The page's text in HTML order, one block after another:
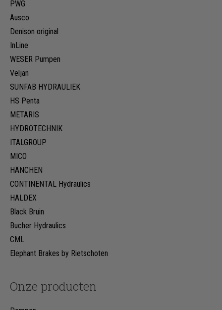
PWG
Ausco
Denison original
InLine
WESER Pumpen
Veljan
SUNFAB HYDRAULIEK
HS Penta
METARIS
HYDROTECHNIK
ITALGROUP
MICO
HÄNCHEN
CONTINENTAL Hydraulics
HALDEX
Black Bruin
Bucher Hydraulics
CML
Elephant Brakes by Rietschoten
Onze producten